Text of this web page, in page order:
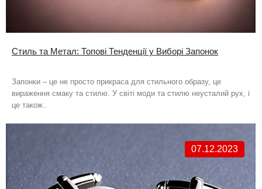
Стиль та Метал: Топові Тенденції у Виборі Запонок
Запонки – це не просто прикраса для стильного образу, це
вираження смаку та стилю. У світі моди та стилю неусталий рух, і
це також..
07.12.2023